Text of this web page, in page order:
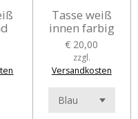
Tasse weiß
innen farbig
€ 20,00
zzgl.
Versandkosten